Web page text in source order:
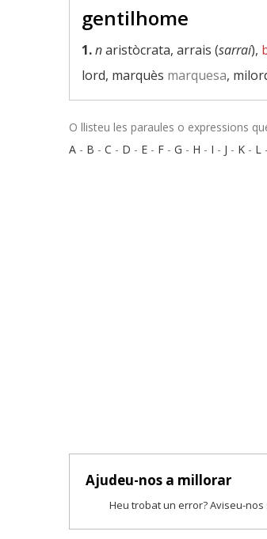
gentilhome
1.naristòcrata, arrais (sarraí),
lord, marquès marquesa,
O llisteu les paraules o expressions
A - B - C - D - E - F - G - H - I - J - K - L -
Ajudeu-nos a millorar
Heu trobat un error? Aviseu-